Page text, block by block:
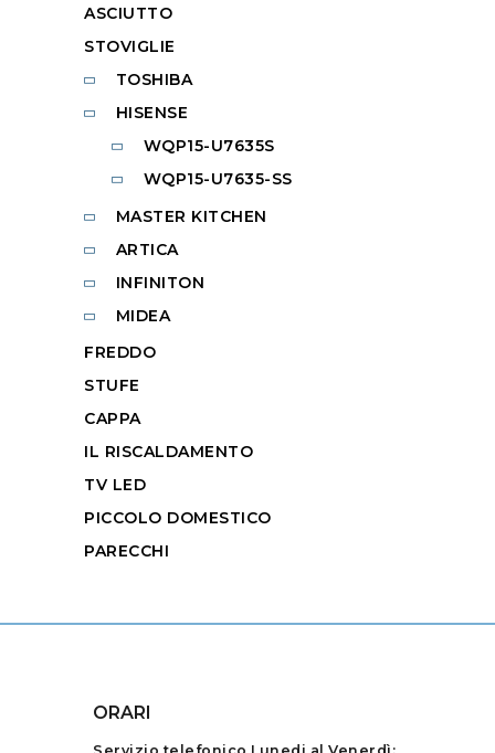
ASCIUTTO
STOVIGLIE
TOSHIBA
HISENSE
WQP15-U7635S
WQP15-U7635-SS
MASTER KITCHEN
ARTICA
INFINITON
MIDEA
FREDDO
STUFE
CAPPA
IL RISCALDAMENTO
TV LED
PICCOLO DOMESTICO
PARECCHI
ORARI